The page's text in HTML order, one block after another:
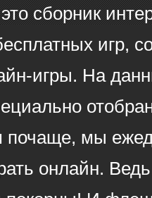
сборник
игр,
игры. На
почаще, мы
онлайн.